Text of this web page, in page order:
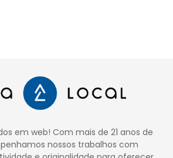
em web! Com mais de 21 anos de
nossos trabalhos com